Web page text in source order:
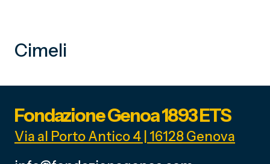
Cimeli
Fondazione Genoa 1893 ETS
Via al Porto Antico 4 | 16128 Genova